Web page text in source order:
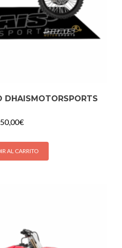
DHAISMOTORSPORTS
50,00€
AL CARRITO